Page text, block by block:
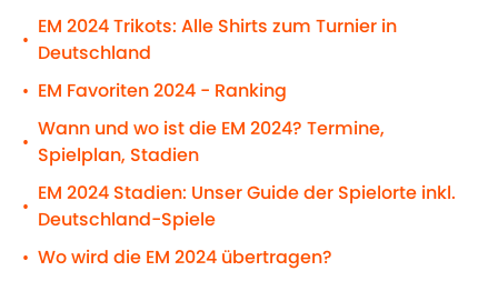
•
EM 2024 Trikots: Alle Shirts zum Turnier in
Deutschland
• EM Favoriten 2024 - Ranking
•
Wann und wo ist die EM 2024? Termine,
Spielplan, Stadien
•
EM 2024 Stadien: Unser Guide der Spielorte inkl.
Deutschland-Spiele
• Wo wird die EM 2024 übertragen?